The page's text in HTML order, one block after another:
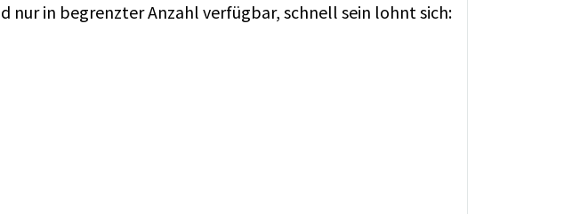
nur in begrenzter Anzahl verfügbar, schnell sein lohnt sich: